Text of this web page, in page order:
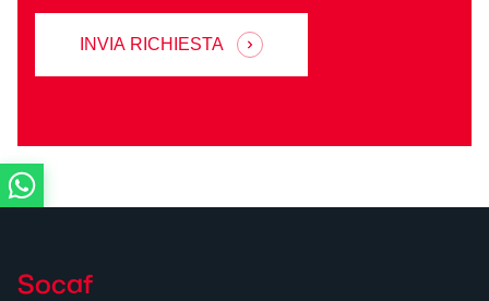
INVIA RICHIESTA
Socaf